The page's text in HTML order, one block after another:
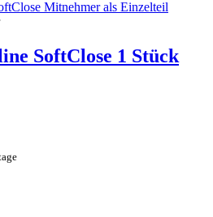
SoftClose 1 Stück